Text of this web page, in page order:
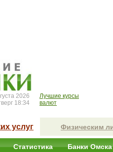
2026
18:34
Лучшие курсы
валют
услуг Физическим
Статистика Банки Омска